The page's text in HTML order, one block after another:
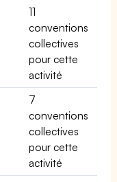
11
conventions
collectives
pour cette
activité
7
conventions
collectives
pour cette
activité